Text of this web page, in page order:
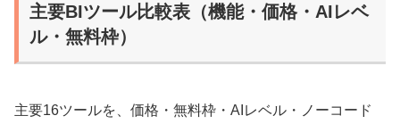
主要BIツール比較表（機能・価格・AIレベ
ル・無料枠）
主要16ツールを、価格・無料枠・AIレベル・ノーコード